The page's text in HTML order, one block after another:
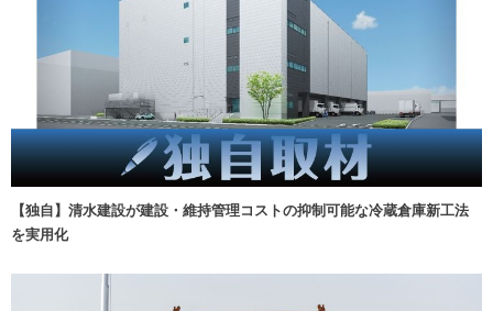
【独自】清水建設が建設・維持管理コストの抑制可能な冷蔵倉庫新工法
を実用化